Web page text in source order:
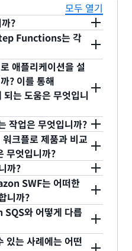
모두 열기
?
Service(Amazon
구성 요소에서 작업을 쉽
웹 서비스입니다.
범위한 사용 사례, 예를
리케이션의 백 엔드,
우, 분석 파이프라인 등
작업의 조정으로 설계
리케이션의 다양한 처리
코드, 웹 서비스 호출,
통해 수행할 수 있습니
행 종속성, 일정 및 동시
흐름에 따라 관리하는
처리 단계 구현과 단계
Functions는 각
적 워크플로를 사용하
크로 서비스의 구성 요
주는 완전관리형 서비
을 작성하는 대신 JSON
다. AWS 고객은 새로운
를 사용하도록 고려
가 요건에 맞지 않는다
를 고려해야
스트레이션 로직에 대
, 애플리케이션 개발의
로그래밍 언어로
거나, Flow Framework
구성하는 프로그래밍 구
애플리케이션을 설
? 이를 통해
는 도움은 무엇입니
플리케이션의 논리적
은 워커가 처리합니다.
작용하여 작업을 받아
프로그램입니다. 하나
션 처리 단계를 구현합
워커로 만들 수 있으며
여 빠르게 워커를 만들
라우드 서비스, 엔터프
시스템 및 간단한 스크
작업은 무엇입니까?
플리케이션을 개발할
하는 다양한 문제를 해
, Amazon SWF 및 이와
를 사용하면 다음을
사용하여 애플리케이
작성합니다. 이 프로그
크플로 제품과 비교
무엇입니까?
기 위한 솔루션을 구축
필요가 있습니다. 처리
데 오래 걸릴 수 있고,
되거나 다시 시작해야
시 처리량과 지연 시간
다. 이러한 모든 상황을
까?
와 직접 통신하는 워커
이션을 구현합니다. 워
용하여 작업을 받아 처
로그램입니다. 디사이
SWF는 어떠한
니까?
로 Amazon SWF는 웹
공합니다. 또한,
와 어떻게 다릅
있는 사례에는 어떤